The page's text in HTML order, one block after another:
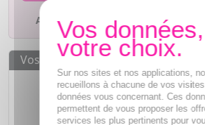
Ajouter à mes favoris
Vos avantages
Des prixIMBATTABLES
Paiement en ligneSÉCURISÉ
Sur nos sites et nos applications,
recueillons à chacune de vos
données vous concernant. Ces
permettent de vous proposer les
services les plus pertinents pour